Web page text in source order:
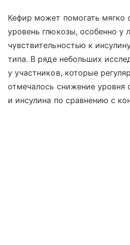
Кефир может помогать мягко
уровень глюкозы, особенно у
чувствительностью к
типа. В ряде небольших
у участников, которые
отмечалось снижение уровня
и инсулина по сравнению с